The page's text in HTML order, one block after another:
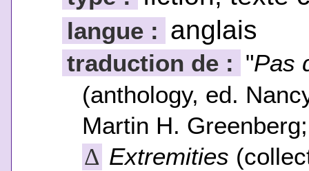
langue : anglais
traduction de : "Pas
(anthology, ed.
Martin H.
Δ Extremities